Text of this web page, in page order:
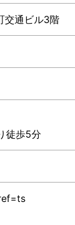
通ビル3階
徒歩5分